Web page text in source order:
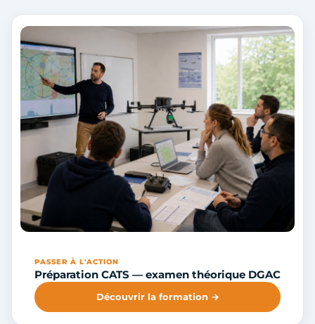
PASSER À L'ACTION
Préparation CATS — examen théorique DGAC
Découvrir la formation →